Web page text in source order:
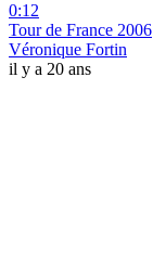
0:12
Tour de France 2006
Véronique Fortin
il y a 20 ans